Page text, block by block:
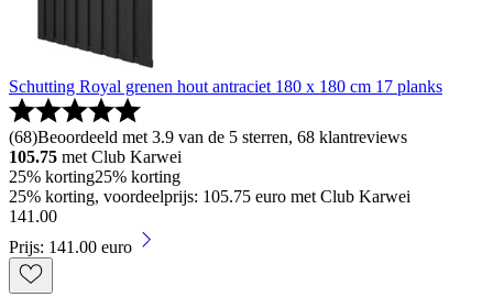
Schutting Royal grenen hout antraciet 180 x 180 cm 17 planks
(68)Beoordeeld met 3.9 van de 5 sterren, 68 klantreviews
105.75 met Club Karwei
25% korting25% korting
25% korting, voordeelprijs: 105.75 euro met Club Karwei
141 .00
Prijs: 141.00 euro